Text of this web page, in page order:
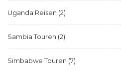
Uganda Reisen (2)
Sambia Touren (2)
Simbabwe Touren (7)